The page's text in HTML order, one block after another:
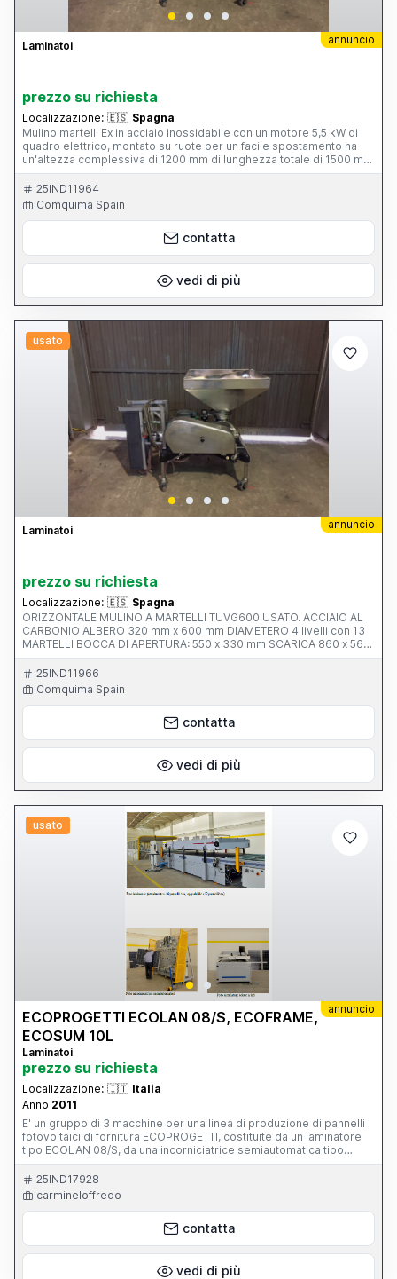
annuncio
Laminatoi
prezzo su richiesta
Localizzazione: 🇪🇸 Spagna
Mulino martelli Ex in acciaio inossidabile con un motore 5,5 kW di
quadro elettrico, montato su ruote per un facile spostamento ha
un'altezza complessiva di 1200 mm di lunghezza totale di 1500 mm
e 780 mm di larghezza
25IND11964
Comquima Spain
contatta
vedi di più
usato
annuncio
Laminatoi
prezzo su richiesta
Localizzazione: 🇪🇸 Spagna
ORIZZONTALE MULINO A MARTELLI TUVG600 USATO. ACCIAIO AL
CARBONIO ALBERO 320 mm x 600 mm DIAMETERO 4 livelli con 13
MARTELLI BOCCA DI APERTURA: 550 x 330 mm SCARICA 860 x 560
mm DIMENSIONI: 2430 x 1500 mm ALTEZZA: 2.100 millimetri
25IND11966
Comquima Spain
contatta
vedi di più
usato
annuncio
ECOPROGETTI ECOLAN 08/S, ECOFRAME,
ECOSUM 10L
Laminatoi
prezzo su richiesta
Localizzazione: 🇮🇹 Italia
Anno 2011
E' un gruppo di 3 macchine per una linea di produzione di pannelli
fotovoltaici di fornitura ECOPROGETTI, costituite da un laminatore
tipo ECOLAN 08/S, da una incorniciatrice semiautomatica tipo
ECOFRAME verticale, da un simulatore solare a LED ECOSUM 10.L. I
beni, venduti su delega, sono liberi da qualsiasi vincolo e
privilegio. Sono regolarmente dotati di schede tecniche e manuali
di uso e manutenzione. Il prezzo di acquisto iniziale è stato di €
530.000 + IVA e trasporto. Il prezzo di vendita complessivo è di €
121.000 (+ IVA e trasporto). NB: Le macchine sono state solo
posizionate in linea e testate, per cui hanno zero ore di
produzione.
25IND17928
carmineloffredo
contatta
vedi di più